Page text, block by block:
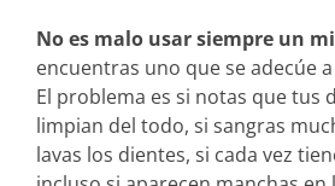
No es malo usar siempre un
encuentras uno que se adecúe
El problema es si notas que tus
limpian del todo, si sangras
lavas los dientes, si cada vez